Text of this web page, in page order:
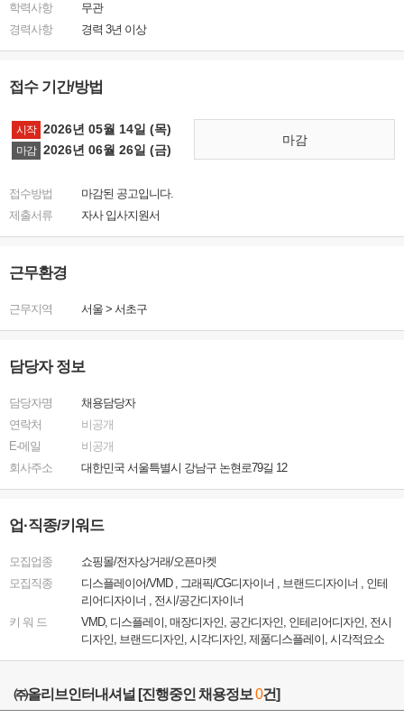
학력사항
무관
경력사항
경력 3년 이상
접수 기간/방법
시작 2026년 05월 14일 (목)
마감 2026년 06월 26일 (금)
마감
접수방법
마감된 공고입니다.
제출서류
자사 입사지원서
근무환경
근무지역 서울 > 서초구
담당자 정보
담당자명
채용담당자
연락처
비공개
E-메일
비공개
회사주소
대한민국 서울특별시 강남구 논현로79길 12
업·직종/키워드
모집업종
쇼핑몰/전자상거래/오픈마켓
모집직종
디스플레이어/VMD , 그래픽/CG디자이너 , 브랜드디자이너 , 인테
리어디자이너 , 전시/공간디자이너
키 워 드
VMD, 디스플레이, 매장디자인, 공간디자인, 인테리어디자인, 전시
디자인, 브랜드디자인, 시각디자인, 제품디스플레이, 시각적요소
㈜올리브인터내셔널 [진행중인 채용정보0건]